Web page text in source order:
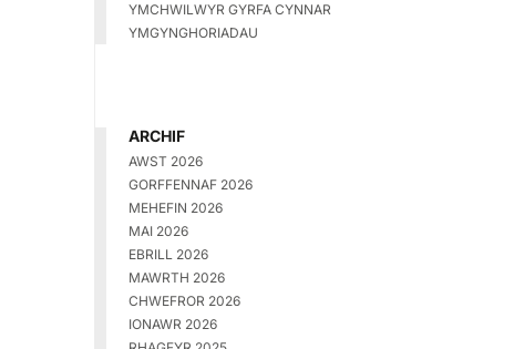
YMCHWILWYR GYRFA CYNNAR
YMGYNGHORIADAU
ARCHIF
AWST 2026
GORFFENNAF 2026
MEHEFIN 2026
MAI 2026
EBRILL 2026
MAWRTH 2026
CHWEFROR 2026
IONAWR 2026